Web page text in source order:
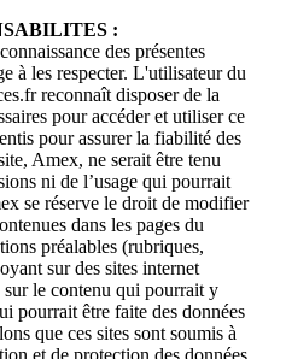
:
des présentes
à les respecter. L'utilisateur du
reconnaît disposer de la
pour accéder et utiliser ce
pour assurer la fiabilité des
Amex, ne serait être tenu
ni de l’usage qui pourrait
se réserve le droit de modifier
dans les pages du
préalables (rubriques,
sur des sites internet
sur le contenu qui pourrait y
pourrait être faite des données
que ces sites sont soumis à
et de protection des données